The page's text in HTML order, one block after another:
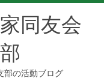
同友会
部の活動ブログ